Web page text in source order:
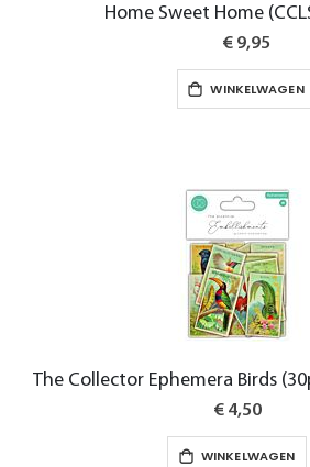
Home Sweet Home
€ 9,95
WINKELWAGEN
The Collector Ephemera Birds
€ 4,50
WINKELWAGEN